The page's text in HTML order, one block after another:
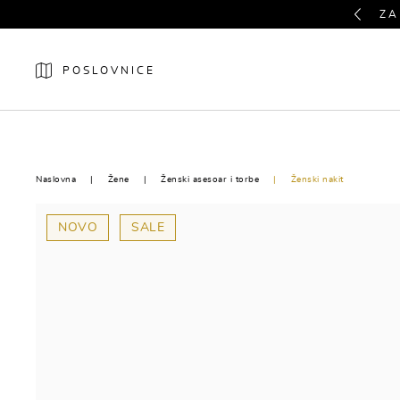
ZA
Previous
POSLOVNICE
Naslovna Žene Ženski asesoar i torbe Ženski nakit
NOVO SALE